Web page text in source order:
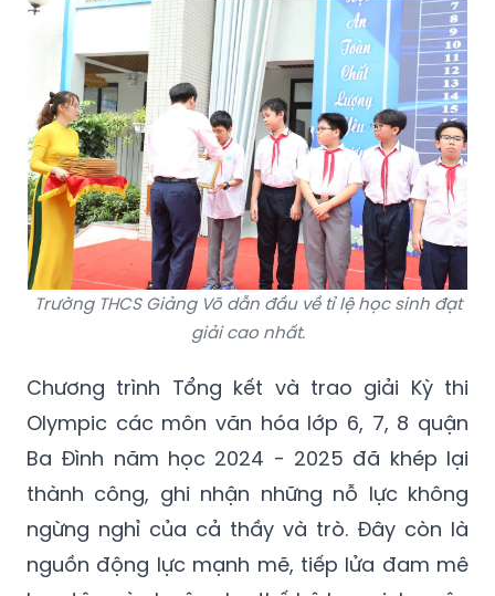
Trường THCS Giảng Võ dẫn đầu về tỉ lệ học sinh đạt
giải cao nhất.
Chương trình Tổng kết và trao giải Kỳ thi
Olympic các môn văn hóa lớp 6, 7, 8 quận
Ba Đình năm học 2024 - 2025 đã khép lại
thành công, ghi nhận những nỗ lực không
ngừng nghỉ của cả thầy và trò. Đây còn là
nguồn động lực mạnh mẽ, tiếp lửa đam mê